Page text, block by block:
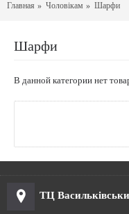
Главная Чоловікам Шарфи
Шарфи
В данной категории нет
ТЦ